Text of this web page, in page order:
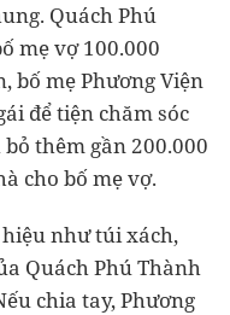
Quách Phú
mẹ vợ 100.000
bố mẹ Phương Viện
để tiện chăm sóc
thêm gần 200.000
cho bố mẹ vợ.
như túi xách,
Quách Phú Thành
chia tay, Phương